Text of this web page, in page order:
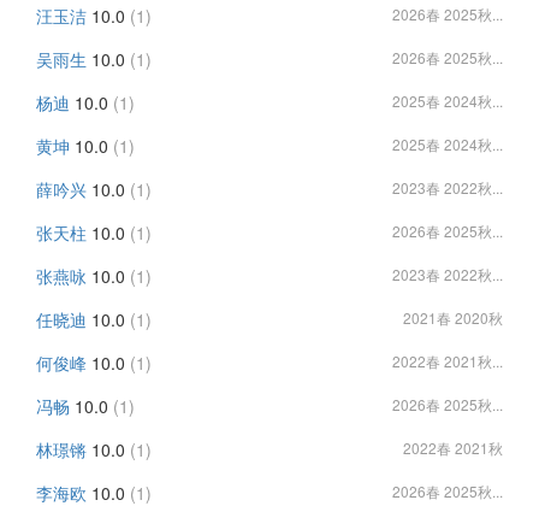
汪玉洁 10.0 (1) 2026春 2025秋...
吴雨生 10.0 (1) 2026春 2025秋...
杨迪 10.0 (1) 2025春 2024秋...
黄坤 10.0 (1) 2025春 2024秋...
薛吟兴 10.0 (1) 2023春 2022秋...
张天柱 10.0 (1) 2026春 2025秋...
张燕咏 10.0 (1) 2023春 2022秋...
任晓迪 10.0 (1) 2021春 2020秋
何俊峰 10.0 (1) 2022春 2021秋...
冯畅 10.0 (1) 2026春 2025秋...
林璟锵 10.0 (1) 2022春 2021秋
李海欧 10.0 (1) 2026春 2025秋...